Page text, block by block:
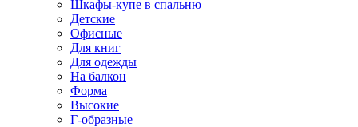
Шкафы-купе в спальню
Детские
Офисные
Для книг
Для одежды
На балкон
Форма
Высокие
Г-образные